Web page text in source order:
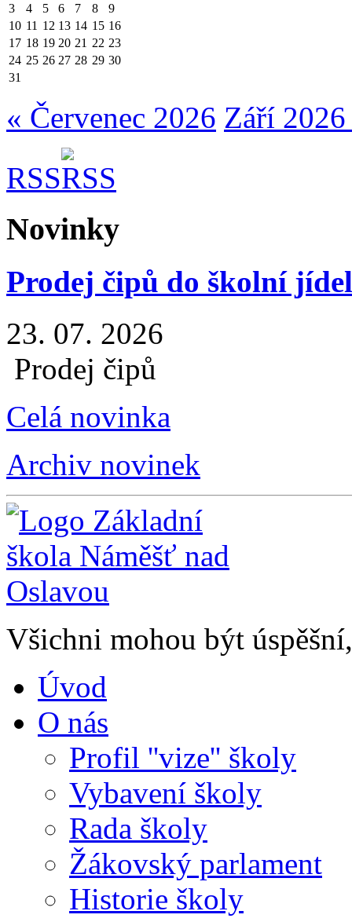
3
4 5 6 7 8
9
10 11 12 13 14 15 16
17 18 19 20 21 22 23
24 25 26 27 28 29 30
31
« Červenec 2026 Září
RSS
Novinky
Prodej čipů do školní
23. 07. 2026
Prodej čipů
Celá novinka
Archiv novinek
Všichni mohou být
Úvod
O nás
Profil ''vize'' školy
Vybavení školy
Rada školy
Žákovský parlament
Historie školy